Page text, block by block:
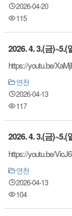
2026-04-20
115
2026. 4. 3.(금
https://youtu.be/
연천
2026-04-13
117
2026. 4. 3.(금
https://youtu.be/
연천
2026-04-13
104